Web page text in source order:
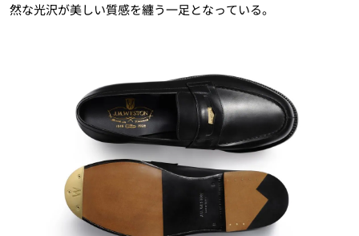
然な光沢が美しい質感を纏う一足となっている。